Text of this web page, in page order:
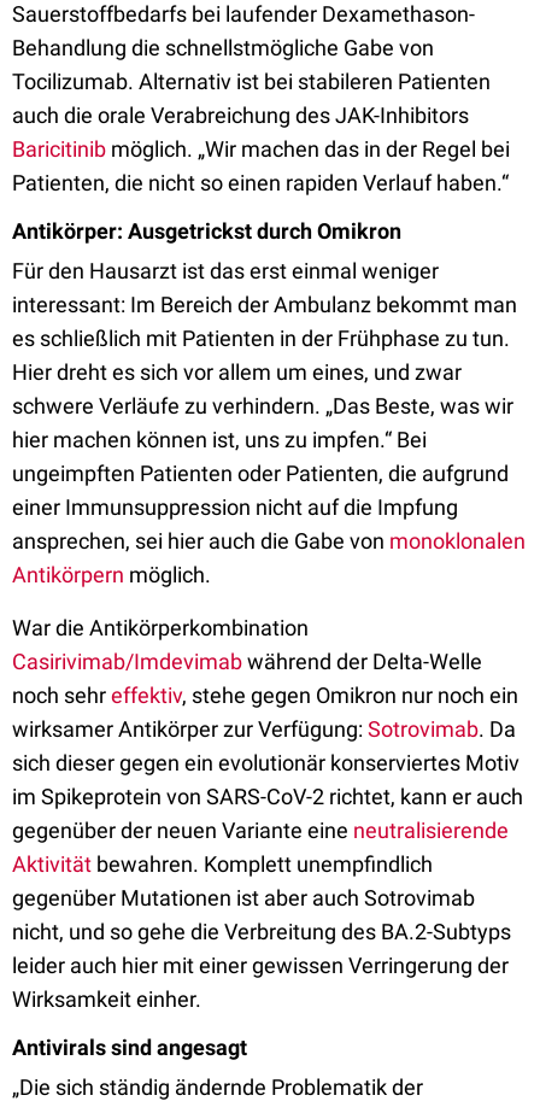
Sauerstoffbedarfs bei laufender Dexamethason-
Behandlung die schnellstmögliche Gabe von
Tocilizumab. Alternativ ist bei stabileren Patienten
auch die orale Verabreichung des JAK-Inhibitors
Baricitinib möglich. „Wir machen das in der Regel bei
Patienten, die nicht so einen rapiden Verlauf haben.“
Antikörper: Ausgetrickst durch Omikron
Für den Hausarzt ist das erst einmal weniger
interessant: Im Bereich der Ambulanz bekommt man
es schließlich mit Patienten in der Frühphase zu tun.
Hier dreht es sich vor allem um eines, und zwar
schwere Verläufe zu verhindern. „Das Beste, was wir
hier machen können ist, uns zu impfen.“ Bei
ungeimpften Patienten oder Patienten, die aufgrund
einer Immunsuppression nicht auf die Impfung
ansprechen, sei hier auch die Gabe von monoklonalen
Antikörpern möglich.
War die Antikörperkombination
Casirivimab/Imdevimabwährend der Delta-Welle
noch sehreffektiv, stehe gegen Omikron nur noch ein
wirksamer Antikörper zur Verfügung:Sotrovimab. Da
sich dieser gegen ein evolutionär konserviertes Motiv
im Spikeprotein von SARS-CoV-2 richtet, kann er auch
gegenüber der neuen Variante eine neutralisierende
Aktivität bewahren. Komplett unempfindlich
gegenüber Mutationen ist aber auch Sotrovimab
nicht, und so gehe die Verbreitung des BA.2-Subtyps
leider auch hier mit einer gewissen Verringerung der
Wirksamkeit einher.
Antivirals sind angesagt
„Die sich ständig ändernde Problematik der